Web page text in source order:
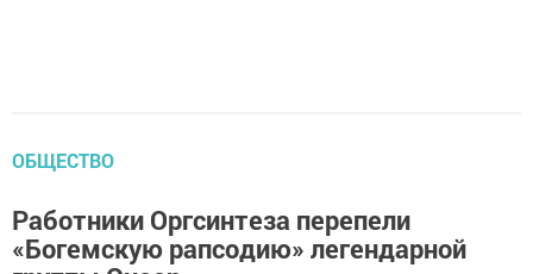
ОБЩЕСТВО
Работники Оргсинтеза перепели
«Богемскую рапсодию» легендарной